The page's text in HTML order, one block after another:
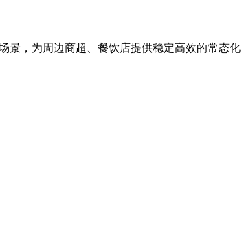
景，为周边商超、餐饮店提供稳定高效的常态化